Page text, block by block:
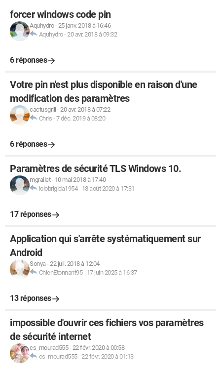
forcer windows code pin
Aquhydro-25 janv. 2018 à 16:46
Aquhydro-20 avr. 2018 à 09:32
6 réponses
Votre pin n'est plus disponible en raison d'une
modification des paramètres
cactusgrill -20 avr. 2018 à 07:22
Chris -7 déc. 2019 à 08:20
6 réponses
Paramètres de sécurité TLS Windows 10.
mgrailet- 10 mai 2018 à 17:40
lolobrigida1954- 18 août 2020 à 17:31
17 réponses
Application qui s'arrête systématiquement sur
Android
Sonya-22 juil. 2018 à 12:04
ChienEtonnant95- 17 juin 2025 à 16:37
13 réponses
impossible d'ouvrir ces fichiers vos paramètres
de sécurité internet
cs_mourad555-22 févr. 2020 à 00:58
cs_mourad555-22 févr. 2020 à 01:13